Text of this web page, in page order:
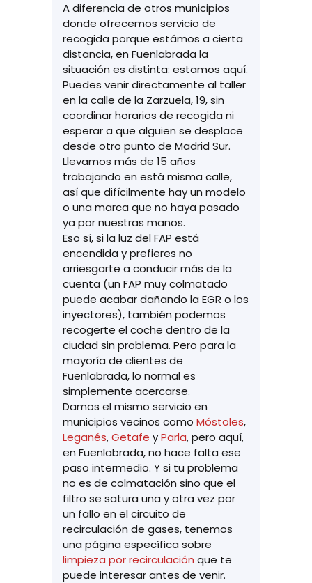
A diferencia de otros municipios
donde ofrecemos servicio de
recogida porque estámos a cierta
distancia, en Fuenlabrada la
situación es distinta: estamos aquí.
Puedes venir directamente al taller
en la calle de la Zarzuela, 19, sin
coordinar horarios de recogida ni
esperar a que alguien se desplace
desde otro punto de Madrid Sur.
Llevamos más de 15 años
trabajando en está misma calle,
así que difícilmente hay un modelo
o una marca que no haya pasado
ya por nuestras manos.
Eso sí, si la luz del FAP está
encendida y prefieres no
arriesgarte a conducir más de la
cuenta (un FAP muy colmatado
puede acabar dañando la EGR o los
inyectores), también podemos
recogerte el coche dentro de la
ciudad sin problema. Pero para la
mayoría de clientes de
Fuenlabrada, lo normal es
simplemente acercarse.
Damos el mismo servicio en
municipios vecinos como Móstoles,
Leganés,Getafe yParla, pero aquí,
en Fuenlabrada, no hace falta ese
paso intermedio. Y si tu problema
no es de colmatación sino que el
filtro se satura una y otra vez por
un fallo en el circuito de
recirculación de gases, tenemos
una página específica sobre
limpieza por recirculación que te
puede interesar antes de venir.